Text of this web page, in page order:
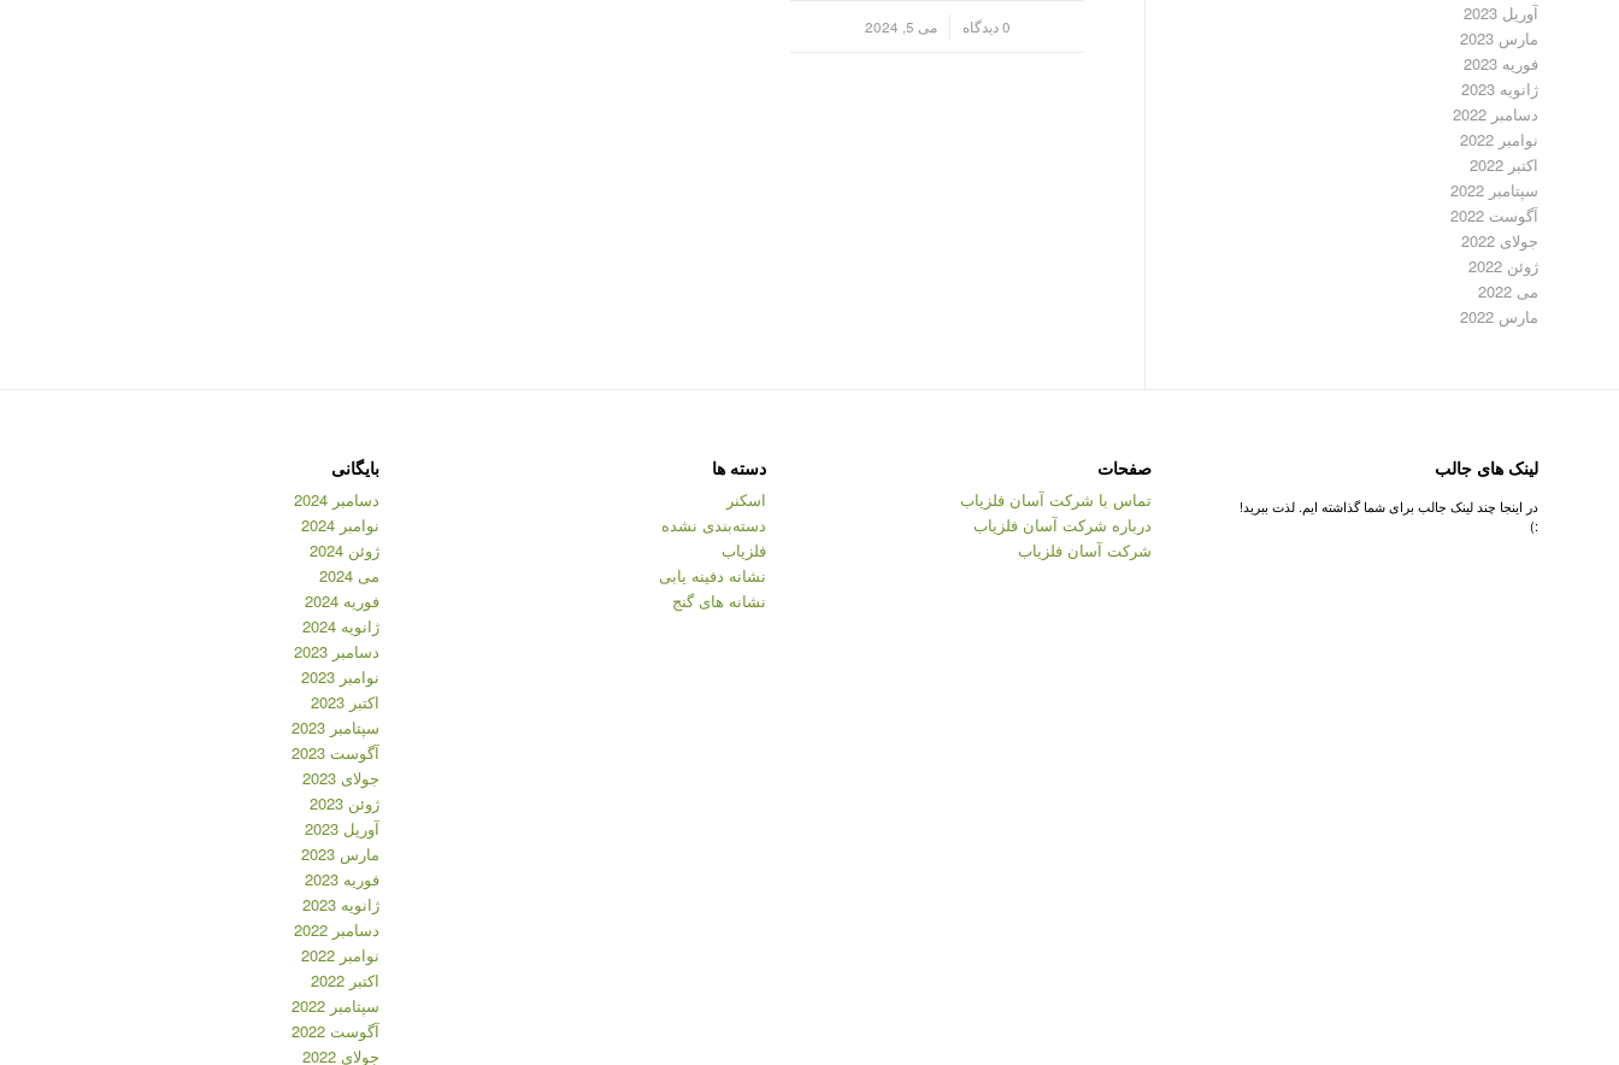
0 دیدگاه می 5, 2024
آوریل 2023
مارس 2023
فوریه 2023
ژانویه 2023
دسامبر 2022
نوامبر 2022
اکتبر 2022
سپتامبر 2022
آگوست 2022
جولای 2022
ژوئن 2022
می 2022
مارس 2022
لینک های جالب
در اینجا چند لینک جالب برای شما گذاشته ایم. لذت ببرید!
:)
صفحات
تماس با شرکت آسان فلزیاب
درباره شرکت آسان فلزیاب
شرکت آسان فلزیاب
دسته ها
اسکنر
دسته‌بندی نشده
فلزیاب
نشانه دفینه یابی
نشانه های گنج
بایگانی
دسامبر 2024
نوامبر 2024
ژوئن 2024
می 2024
فوریه 2024
ژانویه 2024
دسامبر 2023
نوامبر 2023
اکتبر 2023
سپتامبر 2023
آگوست 2023
جولای 2023
ژوئن 2023
آوریل 2023
مارس 2023
فوریه 2023
ژانویه 2023
دسامبر 2022
نوامبر 2022
اکتبر 2022
سپتامبر 2022
آگوست 2022
جولای 2022